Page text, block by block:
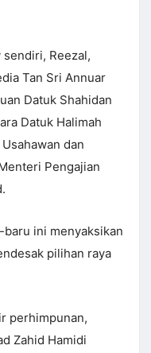
Reezal,
Tan Sri Annuar
Datuk Shahidan
Datuk Halimah
dan
Pengajian
ini menyaksikan
pilihan raya
perhimpunan,
Zahid Hamidi